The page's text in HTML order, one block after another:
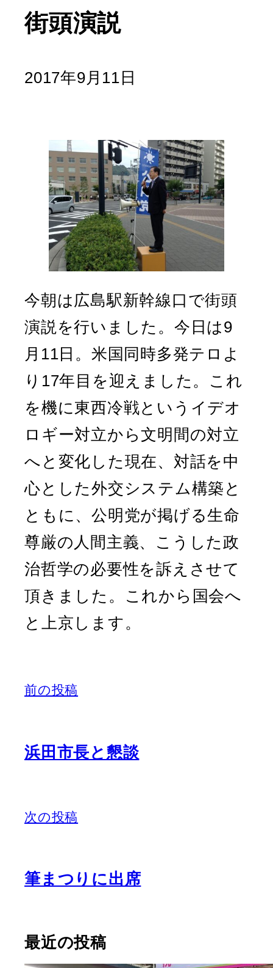
街頭演説
2017年9月11日
今朝は広島駅新幹線口で街頭
演説を行いました。今日は9
月11日。米国同時多発テロよ
り17年目を迎えました。これ
を機に東西冷戦というイデオ
ロギー対立から文明間の対立
へと変化した現在、対話を中
心とした外交システム構築と
ともに、公明党が掲げる生命
尊厳の人間主義、こうした政
治哲学の必要性を訴えさせて
頂きました。これから国会へ
と上京します。
前の投稿
浜田市長と懇談
次の投稿
筆まつりに出席
最近の投稿